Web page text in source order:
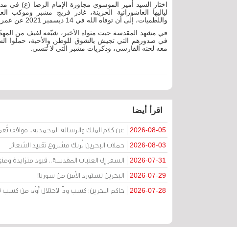
اختار السيد أمير الموسوي مجاورة الإمام الرضا (ع) في
لياليها العاشورائية الحزينة، غادر فريج مشبر
واللطميات، إلى أن توفاه الله في 14 ديسمبر 2021 عن عمر ناهز الـ 59 عاماً إثر مضاعفات مرض السكري.
في مشهد المقدسة حيث مثواه الأخير، شيّعه لفيف من
في صدورهم التي تجيش بالشوق للوطن والأحبة، حملوا
معه لحنه الفارسي، وذكريات مشبر التي لا تُنسى.
اقرأ أيضا
2026-08-05 عن كلام الملك والرسالة المحمدية.. مواقف
2026-08-03 حملات البحرين تُربك مشروع تقييد الشعائر
2026-07-31 السفر إلى العتبات المقدسة.. قيود متزايدة
2026-07-29 البحرين تستورد الأمن من سوريا!
2026-07-28 حاكم البحرين: كسب ودّ الاحتلال أوْلى من